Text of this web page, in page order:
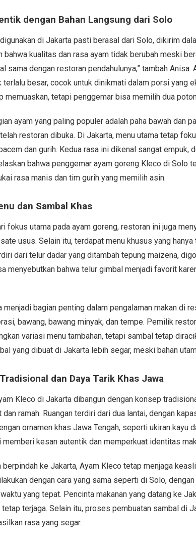
dengan Bahan Langsung dari Solo
di Jakarta pasti berasal dari Solo, dikirim
bahwa kualitas dan rasa ayam tidak berubah meski
sama dengan restoran pendahulunya,” tambah
terlalu besar, cocok untuk dinikmati dalam porsi yang
memuaskan, tetapi penggemar bisa memilih dua
ayam yang paling populer adalah paha bawah dan
restoran dibuka. Di Jakarta, menu utama tetap
dan gurih. Kedua rasa ini dikenal sangat empuk,
bahwa penggemar ayam goreng Kleco di Solo
rasa manis dan tim gurih yang memilih asin.
dan Sambal Khas
fokus utama pada ayam goreng, restoran ini juga
usus. Selain itu, terdapat menu khusus yang
dari telur dadar yang ditambah tepung maizena,
menyebutkan bahwa telur gimbal menjadi favorit
menjadi bagian penting dalam pengalaman makan di
bawang, bawang minyak, dan tempe. Pemilik
variasi menu tambahan, tetapi sambal tetap
yang dibuat di Jakarta lebih segar, meski bahan
dan Daya Tarik Khas Jawa
Kleco di Jakarta dibangun dengan konsep
dan ramah. Ruangan terdiri dari dua lantai, dengan
ornamen khas Jawa Tengah, seperti ukiran kayu
memberi kesan autentik dan memperkuat identitas
ke Jakarta, Ayam Kleco tetap menjaga
dengan cara yang sama seperti di Solo,
yang tepat. Pencinta makanan yang datang ke
terjaga. Selain itu, proses pembuatan sambal di
rasa yang segar.